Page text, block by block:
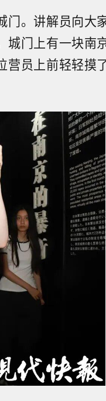
门。讲解员向大
城门上有一块南
营员上前轻轻摸